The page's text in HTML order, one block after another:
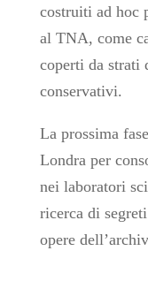
costruiti ad hoc
al TNA, come
coperti da strati
conservativi.
La prossima
Londra per
nei laboratori
ricerca di
opere